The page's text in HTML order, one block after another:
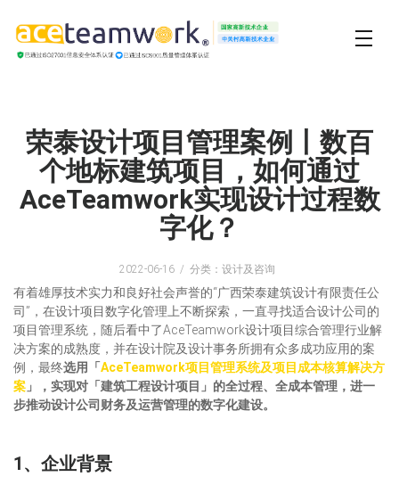
荣泰设计项目管理案例丨数百
个地标建筑项目，如何通过
AceTeamwork实现设计过程数
字化？
2022-06-16 分类：设计及咨询
有着雄厚技术实力和良好社会声誉的“广西荣泰建筑设计有限责任公
司”，在设计项目数字化管理上不断探索，一直寻找适合设计公司的
项目管理系统，随后看中了AceTeamwork设计项目综合管理行业解
决方案的成熟度，并在设计院及设计事务所拥有众多成功应用的案
例，最终选用「 AceTeamwork项目管理系统及项目成本核算解决方
案 」，实现对「建筑工程设计项目」的全过程、全成本管理，进一
步推动设计公司财务及运营管理的数字化建设。
1、企业背景